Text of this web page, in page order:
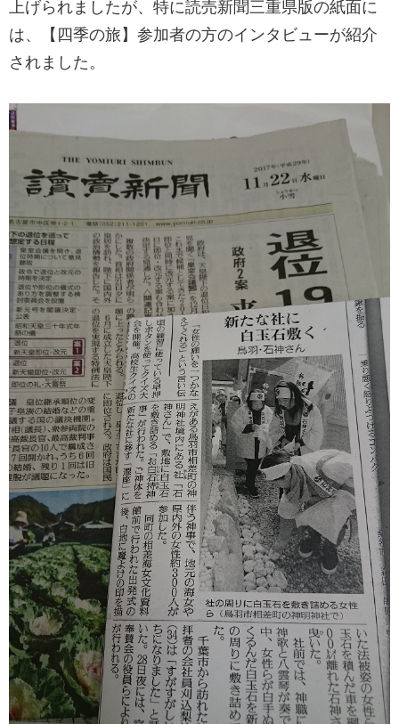
上げられましたが、特に読売新聞三重県版の紙面に
は、【四季の旅】参加者の方のインタビューが紹介
されました。